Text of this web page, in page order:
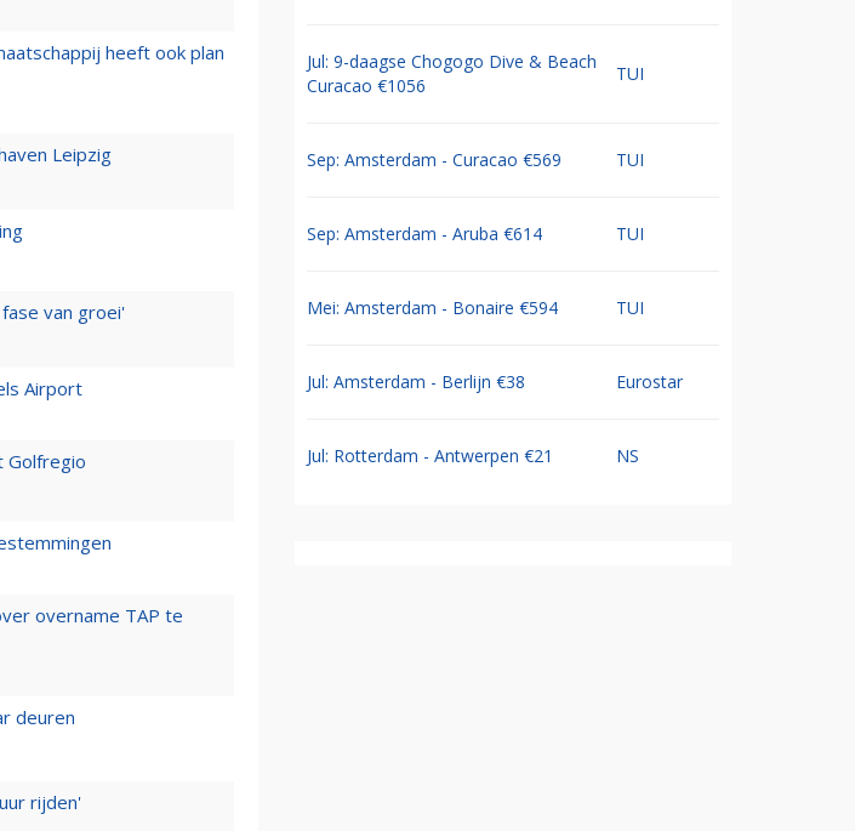
heeft ook plan
Leipzig
van groei'
Airport
Golfregio
overname TAP te
deuren
rijden'
Jul: 9-daagse Chogogo Dive & Beach
Curacao €1056
TUI
Sep: Amsterdam - Curacao €569 TUI
Sep: Amsterdam - Aruba €614 TUI
Mei: Amsterdam - Bonaire €594 TUI
Jul: Amsterdam - Berlijn €38 Eurostar
Jul: Rotterdam - Antwerpen €21 NS